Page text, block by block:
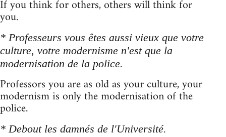
If you think for others, others will think for
you.
* Professeurs vous êtes aussi vieux que votre
culture, votre modernisme n'est que la
modernisation de la police.
Professors you are as old as your culture, your
modernism is only the modernisation of the
police.
* Debout les damnés de l'Université.